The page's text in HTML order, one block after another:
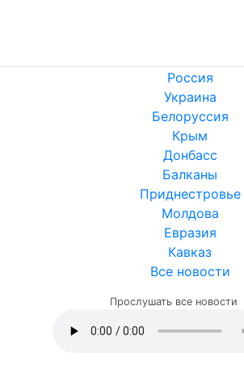
Россия
Украина
Белоруссия
Крым
Донбасс
Балканы
Приднестровье
Молдова
Евразия
Кавказ
Все новости
Прослушать все новости